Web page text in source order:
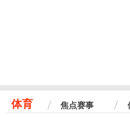
体育 焦点赛事